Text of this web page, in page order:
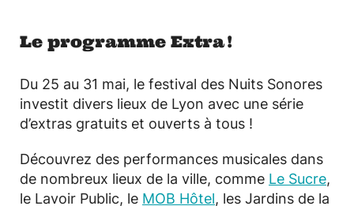
Le programme Extra !
Du 25 au 31 mai, le festival des Nuits Sonores
investit divers lieux de Lyon avec une série
d’extras gratuits et ouverts à tous !
Découvrez des performances musicales dans
de nombreux lieux de la ville, comme Le Sucre,
le Lavoir Public, le MOB Hôtel, les Jardins de la